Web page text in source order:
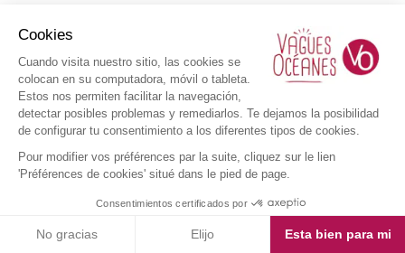
Cookies
Cuando visita nuestro sitio, las cookies se
colocan en su computadora, móvil o tableta.
Estos nos permiten facilitar la navegación,
detectar posibles problemas y remediarlos. Te dejamos la posibilidad
de configurar tu consentimiento a los diferentes tipos de cookies.
Pour modifier vos préférences par la suite, cliquez sur le lien
'Préférences de cookies' situé dans le pied de page.
Consentimientos certificados por
No gracias Elijo Esta bien para mi